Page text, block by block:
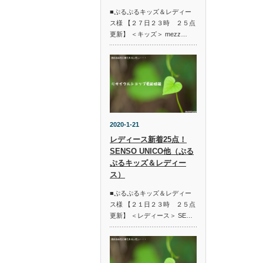
■ぷるぷるキッズ＆レディー
ス様 【２７日２３時 ２５点
更新】 ＜キッズ＞ mezz…
2020-1-21
レディース新着25点！
SENSO UNICO他（ぷる
ぷるキッズ＆レディー
ス）
■ぷるぷるキッズ＆レディー
ス様 【２１日２３時 ２５点
更新】 ＜レディース＞ SE…